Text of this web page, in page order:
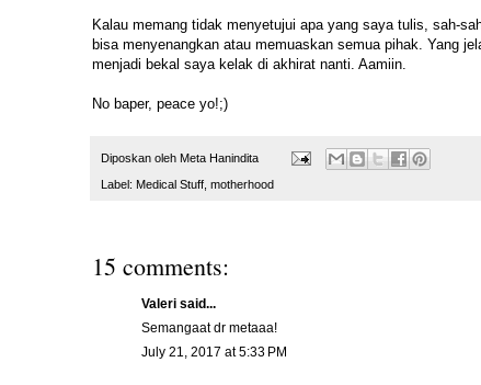
Kalau memang tidak menyetujui apa yang saya tulis, sah-
bisa menyenangkan atau memuaskan semua pihak. Yang
menjadi bekal saya kelak di akhirat nanti. Aamiin.
No baper, peace yo!;)
Diposkan oleh Meta Hanindita
Label: Medical Stuff motherhood
15 comments:
Valeri said...
Semangaat dr metaaa!
July 21, 2017 at 5:33 PM